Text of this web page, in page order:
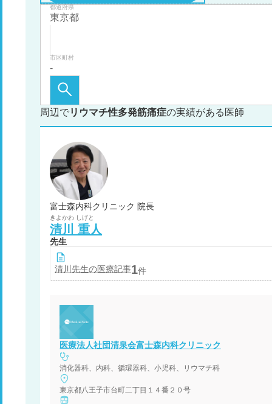
都道府県
市区町村
周辺でリウマチ性多発筋痛症の実績がある医師
富士森内科クリニック 院長
きよかわ しげと
清川 重人
先生
清川 先生の医療記事1件
医療法人社団清泉会富士森内科クリニック
消化器科、内科、循環器科、小児科、リウマチ科
東京都八王子市台町二丁目１４番２０号